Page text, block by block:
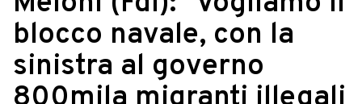
blocco navale, con la
sinistra al governo